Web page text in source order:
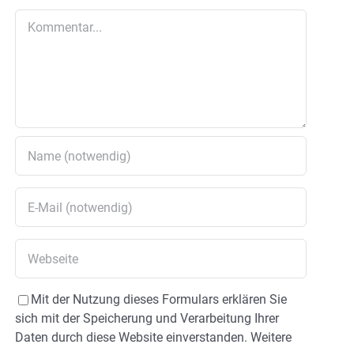
Mit der Nutzung dieses Formulars erklären Sie
sich mit der Speicherung und Verarbeitung Ihrer
Daten durch diese Website einverstanden. Weitere